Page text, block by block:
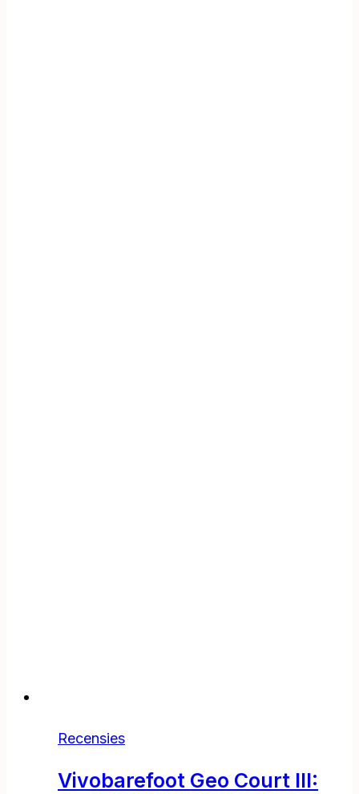
Recensies
Vivobarefoot Geo Court III: